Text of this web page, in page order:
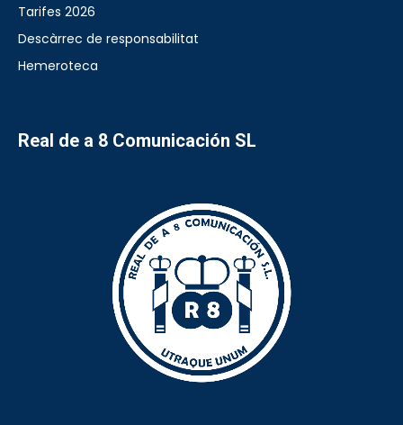
Tarifes 2026
Descàrrec de responsabilitat
Hemeroteca
Real de a 8 Comunicación SL